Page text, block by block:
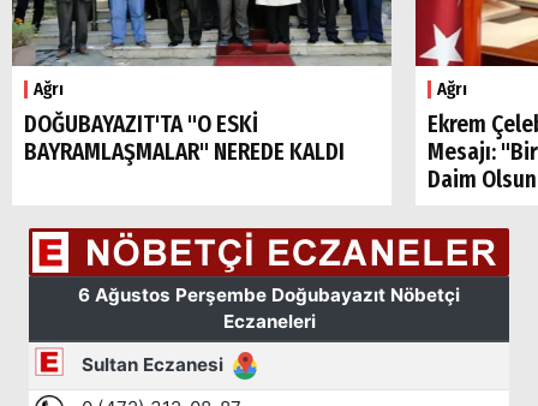
Ağrı
DOĞUBAYAZIT'TA "O ESKİ
BAYRAMLAŞMALAR" NEREDE KALDI
Ağrı
Ekrem
Mesajı:
Daim